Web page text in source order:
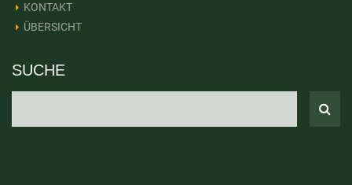
KONTAKT
ÜBERSICHT
SUCHE